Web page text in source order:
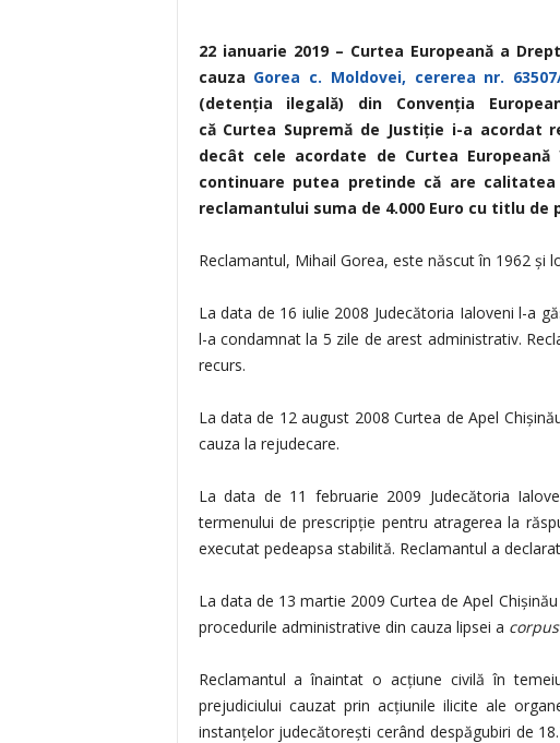
22 ianuarie 2019 – Curtea Europeană a
cauza Gorea c. Moldovei, cererea nr.
(detenţia ilegală) din Convenţia
că Curtea Supremă de Justiţie i-a acordat
decât cele acordate de Curtea
continuare putea pretinde că are
reclamantului suma de 4.000 Euro cu titlu de
Reclamantul, Mihail Gorea, este născut în 1962 şi
La data de 16 iulie 2008 Judecătoria Ialoveni l-a
l-a condamnat la 5 zile de arest administrativ.
recurs.
La data de 12 august 2008 Curtea de Apel
cauza la rejudecare.
La data de 11 februarie 2009 Judecătoria
termenului de prescripţie pentru atragerea la
executat pedeapsa stabilită. Reclamantul a
La data de 13 martie 2009 Curtea de Apel
procedurile administrative din cauza lipsei a
Reclamantul a înaintat o acţiune civilă în
prejudiciului cauzat prin acţiunile ilicite ale
instanţelor judecătoreşti cerând despăgubiri de